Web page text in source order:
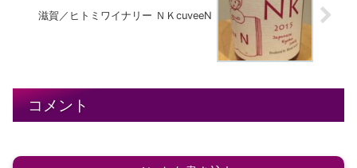
滋賀／ヒトミワイナリー ＮＫcuveeN
コメント